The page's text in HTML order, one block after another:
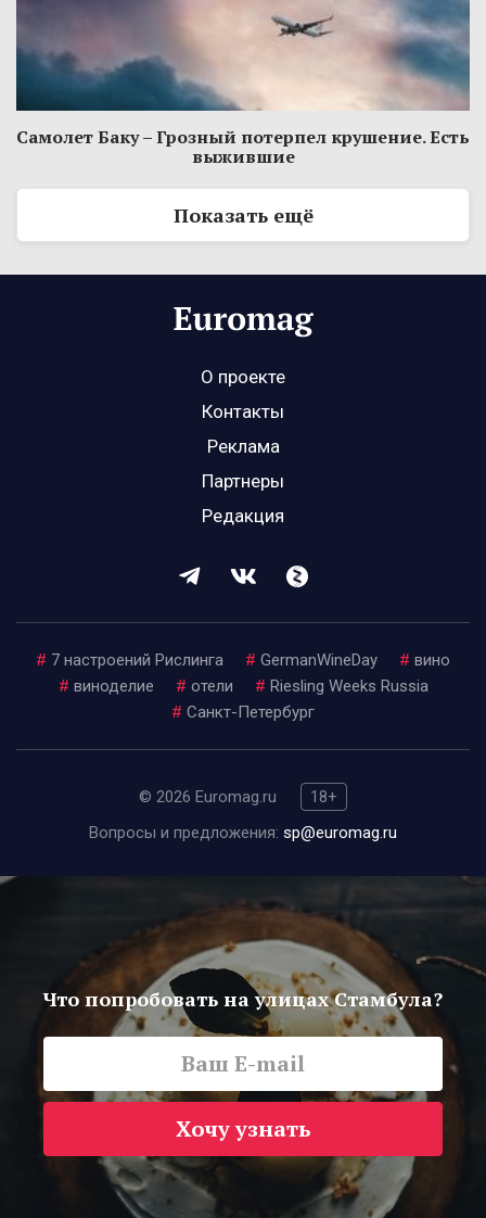
Самолет Баку – Грозный потерпел крушение. Есть
выжившие
Показать ещё
О проекте
Контакты
Реклама
Партнеры
Редакция
# 7 настроений Рислинга # GermanWineDay # вино
# виноделие # отели # Riesling Weeks Russia
# Санкт-Петербург
© 2026 Euromag.ru
18+
Вопросы и предложения: sp@euromag.ru
Что попробовать на улицах Стамбула?
Хочу узнать